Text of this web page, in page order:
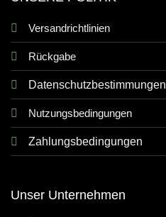
Versandrichtlinien
Rückgabe
Datenschutzbestimmungen
Nutzungsbedingungen
Zahlungsbedingungen
Unser Unternehmen